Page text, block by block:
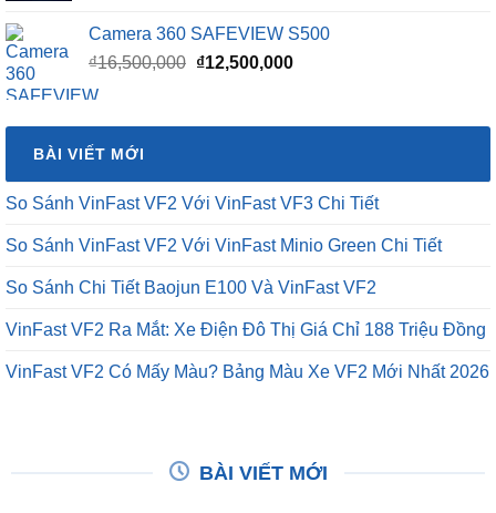
Camera 360 SAFEVIEW S500
₫16,500,000 Giá
₫16,500,000.
₫12,500,000Giá
là:
BÀI VIẾT MỚI
So Sánh VinFast VF2 Với VinFast VF3 Chi Tiết
So Sánh VinFast VF2 Với VinFast Minio Green Chi Tiết
So Sánh Chi Tiết Baojun E100 Và VinFast VF2
VinFast VF2 Ra Mắt: Xe Điện Đô Thị Giá Chỉ 188 Triệu Đồng
VinFast VF2 Có Mấy Màu? Bảng Màu Xe VF2 Mới Nhất 2026
BÀI VIẾT MỚI